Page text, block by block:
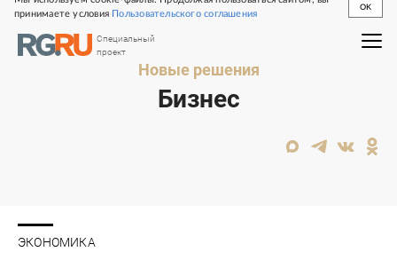
принимаете условия Пользовательского соглашения
OK
Специальный
проект
Бизнес
Новые решения
ЭКОНОМИКА